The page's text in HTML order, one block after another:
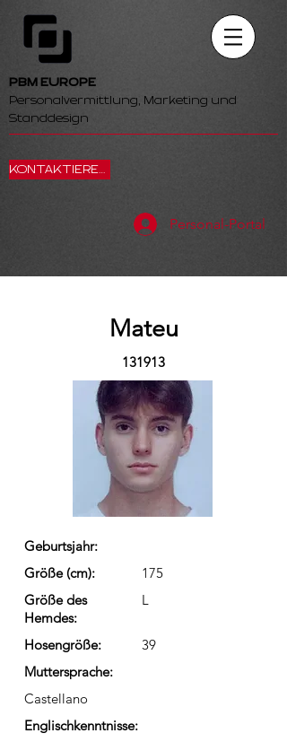
PBM EUROPE
Personalvermittlung, Marketing und
Standdesign
KONTAKTIEREN SIE UNS
Personal-Portal
Mateu
131913
Geburtsjahr:
Größe (cm):
175
Größe des
Hemdes:
L
Hosengröße:
39
Muttersprache:
Castellano
Englischkenntnisse: